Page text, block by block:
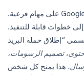
يمكن أن تحتوي كل مهمة في Google Tasks على مهام فرعية.
خطوات قابلة للتنفيذ.
“إطلاق حملة البريد
،تصميم الرسومات،
. هذا يمنح كل شخص